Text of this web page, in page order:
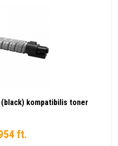
kompatibilis toner
ft.